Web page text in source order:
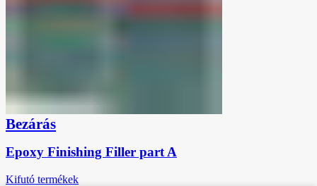
Bezárás
Epoxy Finishing Filler part A
Kifutó termékek